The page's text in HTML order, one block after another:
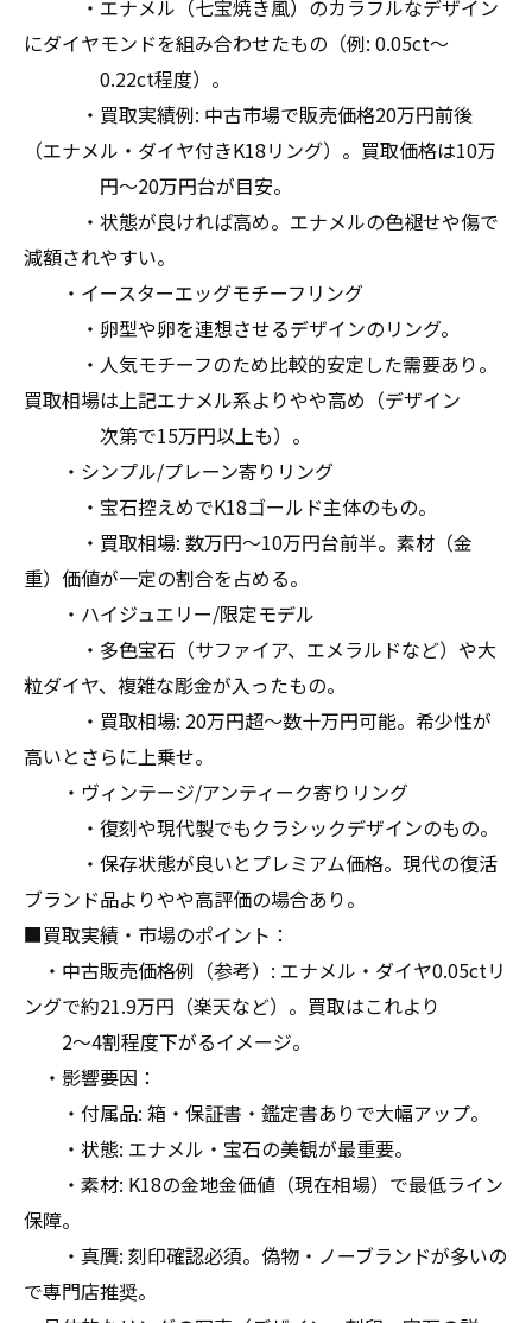
・エナメル（七宝焼き風）のカラフルなデザイン
にダイヤモンドを組み合わせたもの（例: 0.05ct〜
0.22ct程度）。
・買取実績例: 中古市場で販売価格20万円前後
（エナメル・ダイヤ付きK18リング）。買取価格は10万
円〜20万円台が目安。
・状態が良ければ高め。エナメルの色褪せや傷で
減額されやすい。
・イースターエッグモチーフリング
・卵型や卵を連想させるデザインのリング。
・人気モチーフのため比較的安定した需要あり。
買取相場は上記エナメル系よりやや高め（デザイン
次第で15万円以上も）。
・シンプル/プレーン寄りリング
・宝石控えめでK18ゴールド主体のもの。
・買取相場: 数万円〜10万円台前半。素材（金
重）価値が一定の割合を占める。
・ハイジュエリー/限定モデル
・多色宝石（サファイア、エメラルドなど）や大
粒ダイヤ、複雑な彫金が入ったもの。
・買取相場: 20万円超〜数十万円可能。希少性が
高いとさらに上乗せ。
・ヴィンテージ/アンティーク寄りリング
・復刻や現代製でもクラシックデザインのもの。
・保存状態が良いとプレミアム価格。現代の復活
ブランド品よりやや高評価の場合あり。
■買取実績・市場のポイント：
・中古販売価格例（参考）: エナメル・ダイヤ0.05ctリ
ングで約21.9万円（楽天など）。買取はこれより
2〜4割程度下がるイメージ。
・影響要因：
・付属品: 箱・保証書・鑑定書ありで大幅アップ。
・状態: エナメル・宝石の美観が最重要。
・素材: K18の金地金価値（現在相場）で最低ライン
保障。
・真贋: 刻印確認必須。偽物・ノーブランドが多いの
で専門店推奨。